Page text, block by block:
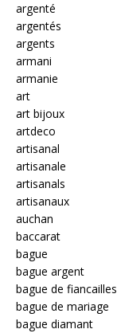
argenté
argentés
argents
armani
armanie
art
art bijoux
artdeco
artisanal
artisanale
artisanals
artisanaux
auchan
baccarat
bague
bague argent
bague de fiancailles
bague de mariage
bague diamant